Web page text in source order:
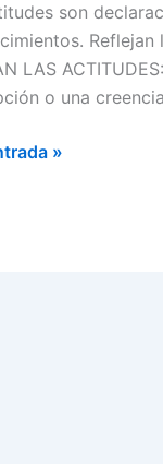
son
Reflejan
LAS
o una
»